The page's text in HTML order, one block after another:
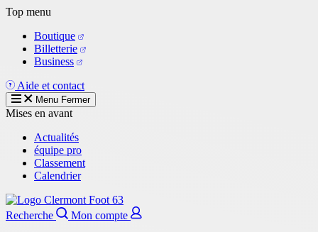
Aller
contenu
principal
Top menu
Boutique
Billetterie
Business
Aide et contact
Menu Fermer
Mises en avant
Actualités
équipe pro
Classement
Calendrier
Recherche
Mon compte